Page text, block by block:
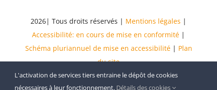
2026| Tous droits réservés | Mentions légales |
Accessibilité: en cours de mise en conformité |
Schéma pluriannuel de mise en accessibilité | Plan
du site
L'activation de services tiers entraine le dépôt de cookies
nécessaires à leur fonctionnement. Détails des cookies